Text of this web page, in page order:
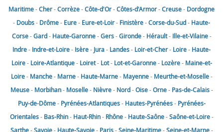
Maritime-Cher-Corrèze-Côte-d'Or-Côtes-d'Armor-Creuse- Dordogne
- Doubs- Drôme- Eure- Eure-et-Loir- Finistère-Corse-du-Sud- Haute-
Corse-Gard- Haute-Garonne-Gers-Gironde- Hérault- Ille-et-Vilaine-
Indre- Indre-et-Loire- Isère- Jura- Landes- Loir-et-Cher- Loire- Haute-
Loire- Loire-Atlantique- Loiret- Lot- Lot-et-Garonne- Lozère- Maine-et-
Loire- Manche- Marne- Haute-Marne- Mayenne- Meurthe-et-Moselle-
Meuse- Morbihan- Moselle- Nièvre- Nord-Oise-Orne- Pas-de-Calais-
Puy-de-Dôme- Pyrénées-Atlantiques- Hautes-Pyrénées- Pyrénées-
Orientales- Bas-Rhin- Haut-Rhin- Rhône- Haute-Saône-Saône-et-Loire-
Sarthe-Savoie- Haute-Savoie- Paris-Seine-Maritime-Seine-et-Marne-